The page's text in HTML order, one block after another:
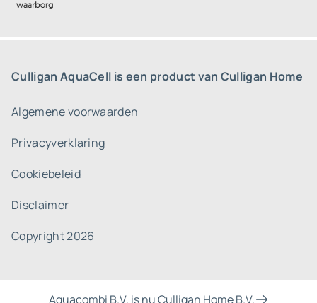
Culligan AquaCell is een product van Culligan Home
Algemene voorwaarden
Privacyverklaring
Cookiebeleid
Disclaimer
Copyright 2026
Aquacombi B.V. is nu Culligan Home B.V.